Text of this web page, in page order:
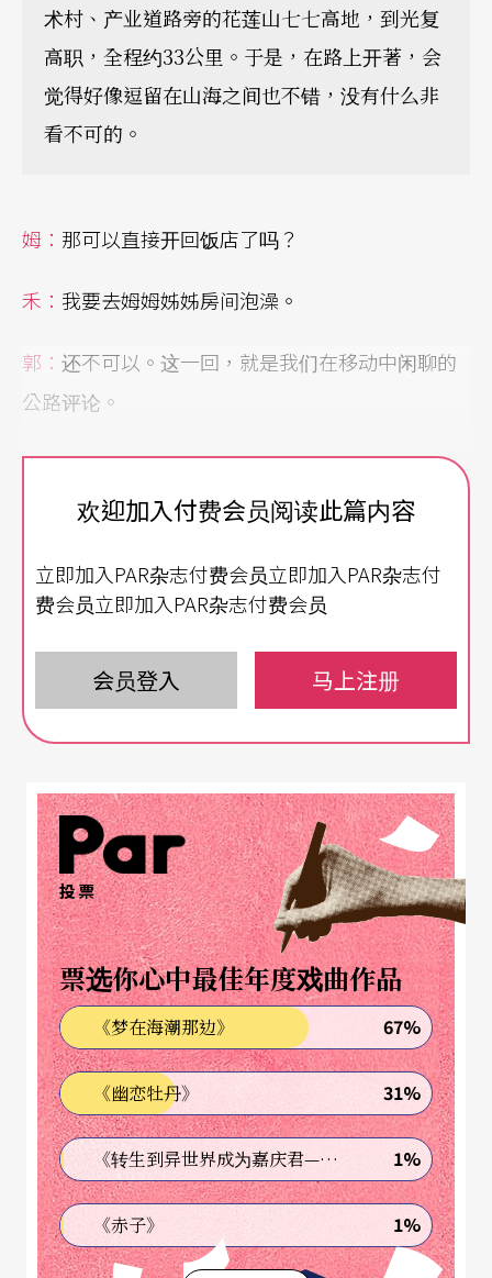
术村、产业道路旁的花莲山七七高地，到光复
高职，全程约33公里。于是，在路上开著，会
觉得好像逗留在山海之间也不错，没有什么非
看不可的。
姆： 那可以直接开回饭店了吗？
禾： 我要去姆姆姊姊房间泡澡。
郭： 还不可以。这一回，就是我们在移动中闲聊的
公路评论。
行为背后的更长时间
第一天的演出，我印象最深刻的是摩力．旮禾
地（Moli Ka’ti）的行为表演。断了左脚的表演
者，先是极为吃力地推著一截粗重的枯树干，像推
他把树干绑在没有脚的一边拖行，同样吃力地前
进。我查了一下，摩力去年也做了类似的事，却不
雕左脚，然后脱下观众的鞋子试穿，一边说在寻找
遗失的左腿，比较具象。我发现，行为艺术强调短
时间的现场即兴、一次性，但有时候，其实有一个
更长时间的行为在背后。
郭：第二天我们晚到，错过摩力的表演，听说也是
推树干，但路程更崎岖，劳动更吃重。我听到表演
完的他，喘大气跟朋友笑说：「我就是一个只有蛮
力的男人啊！」我觉得他的蛮力不在于推动那根木
头，而是在你说的「长时间的行为」里，他推动了
自己的创作生命。如果拖行的是木脚，好像也很不
错，但是它很容易被识别，被对象化成只是反映摩
力和原住民的工殇问题。它会很扣合弱势族群和社
欢迎加入付费会员阅读此篇内容
立即加入PAR杂志付费会员立即加入PAR杂志付
费会员立即加入PAR杂志付费会员
会员登入 马上注册
投票
票选你心中最佳年度戏曲作品
《梦在海潮那边》 67%
《幽恋牡丹》 31%
《转生到异世界成为嘉庆君—发现我的祖先是诈骗集团!?》 1%
《赤子》 1%